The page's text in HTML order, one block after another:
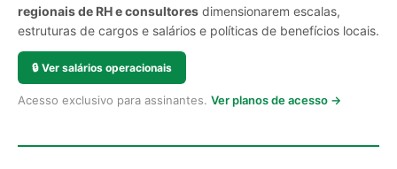
regionais de RH e consultores dimensionarem escalas,
estruturas de cargos e salários e políticas de benefícios locais.
🔒 Ver salários operacionais
Acesso exclusivo para assinantes. Ver planos de acesso →